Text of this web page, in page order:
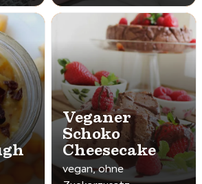
Veganer
Schoko
Cheesecake
vegan, ohne